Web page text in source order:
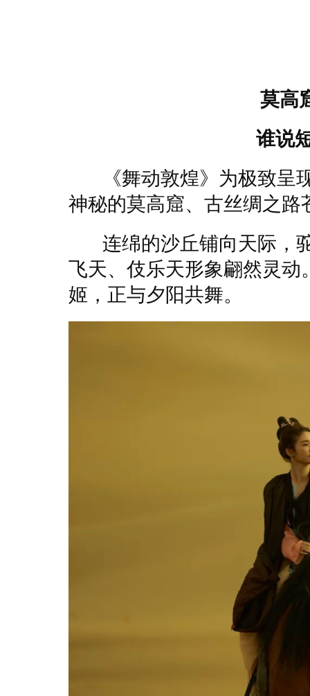
莫高
谁说
《舞动敦煌》为极致呈
神秘的莫高窟、古丝绸之路
连绵的沙丘铺向天际，
飞天、伎乐天形象翩然灵
姬，正与夕阳共舞。